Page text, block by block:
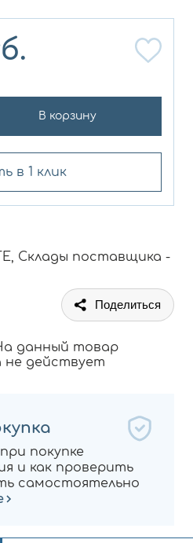
В корзину
в 1 клик
Склады поставщика -
Поделиться
данный товар
не действует
покупке
и как проверить
самостоятельно